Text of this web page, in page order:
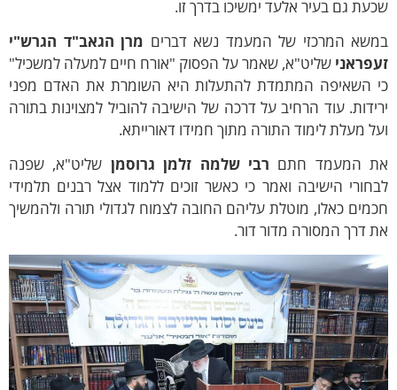
גם בעיר אלעד ימשיכו בדרך זו.
המרכזי של המעמד נשא דבריםמרן הגאב"ד הגרש"י
שליט"א, שאמר על הפסוק "אורח חיים למעלה למשכיל"
השאיפה המתמדת להתעלות היא השומרת את האדם מפני
עוד הרחיב על דרכה של הישיבה להוביל למצוינות בתורה
מעלת לימוד התורה מתוך חמידו דאורייתא.
המעמד חתםרבי שלמה זלמן גרוסמןשליט"א, שפנה
הישיבה ואמר כי כאשר זוכים ללמוד אצל רבנים תלמידי
כאלו, מוטלת עליהם החובה לצמוח לגדולי תורה ולהמשיך
דרך המסורה מדור דור.